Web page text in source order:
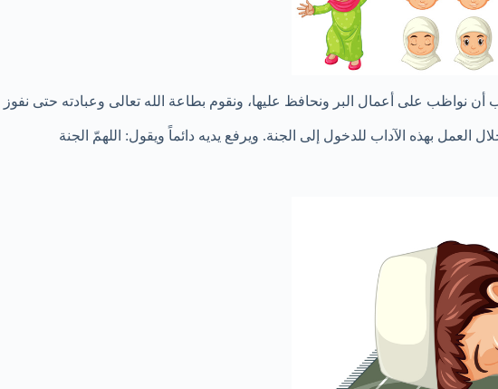
أن نواظب على أعمال البر ونحافظ عليها، ونقوم بطاعة الله تعالى وعبادته حتى نفوز